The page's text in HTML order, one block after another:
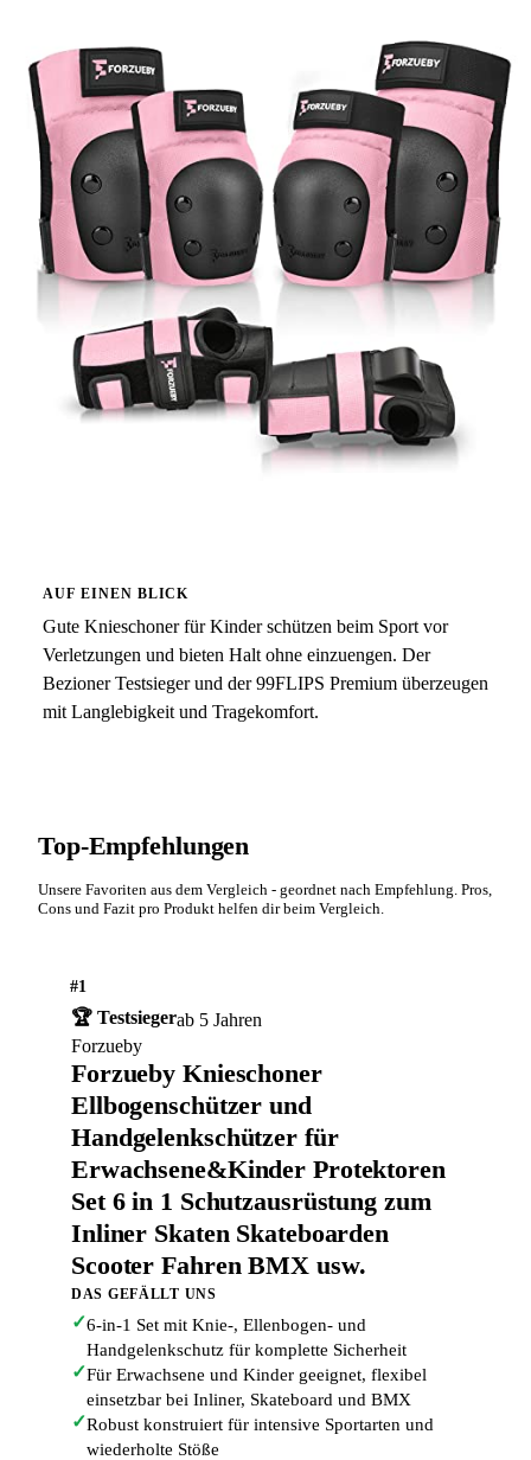
AUF EINEN BLICK
Gute Knieschoner für Kinder schützen beim Sport vor
Verletzungen und bieten Halt ohne einzuengen. Der
Bezioner Testsieger und der 99FLIPS Premium überzeugen
mit Langlebigkeit und Tragekomfort.
Top-Empfehlungen
Unsere Favoriten aus dem Vergleich - geordnet nach Empfehlung. Pros,
Cons und Fazit pro Produkt helfen dir beim Vergleich.
#1
🏆 Testsiegerab 5 Jahren
Forzueby
Forzueby Knieschoner
Ellbogenschützer und
Handgelenkschützer für
Erwachsene&Kinder Protektoren
Set 6 in 1 Schutzausrüstung zum
Inliner Skaten Skateboarden
Scooter Fahren BMX usw.
DAS GEFÄLLT UNS
✓6-in-1 Set mit Knie-, Ellenbogen- und
Handgelenkschutz für komplette Sicherheit
✓Für Erwachsene und Kinder geeignet, flexibel
einsetzbar bei Inliner, Skateboard und BMX
✓Robust konstruiert für intensive Sportarten und
wiederholte Stöße